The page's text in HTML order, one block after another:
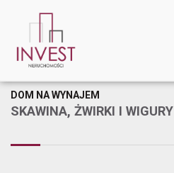
SKAWINA, ŻWIRKI I WIGURY
DOM NA WYNAJEM